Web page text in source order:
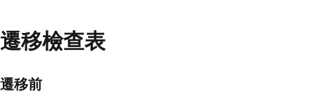
遷移檢查表
遷移前